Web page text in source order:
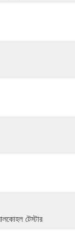
টেস্টার